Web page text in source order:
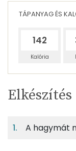
TÁPANYAG ÉS
142
Kalória
Egy
adagban
1%
Egy
Elkészítés
A hagymát